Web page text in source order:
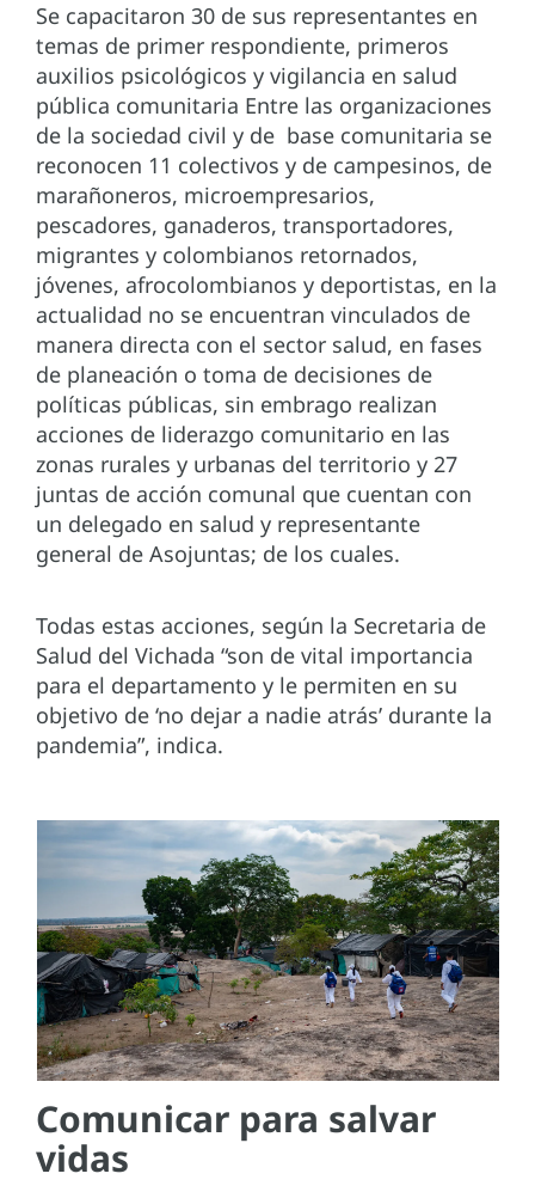
Se capacitaron 30 de sus representantes en
temas de primer respondiente, primeros
auxilios psicológicos y vigilancia en salud
pública comunitaria Entre las organizaciones
de la sociedad civil y de base comunitaria se
reconocen 11 colectivos y de campesinos, de
marañoneros, microempresarios,
pescadores, ganaderos, transportadores,
migrantes y colombianos retornados,
jóvenes, afrocolombianos y deportistas, en la
actualidad no se encuentran vinculados de
manera directa con el sector salud, en fases
de planeación o toma de decisiones de
políticas públicas, sin embrago realizan
acciones de liderazgo comunitario en las
zonas rurales y urbanas del territorio y 27
juntas de acción comunal que cuentan con
un delegado en salud y representante
general de Asojuntas; de los cuales.
Todas estas acciones, según la Secretaria de
Salud del Vichada “son de vital importancia
para el departamento y le permiten en su
objetivo de ‘no dejar a nadie atrás’ durante la
pandemia”, indica.
Comunicar para salvar
vidas